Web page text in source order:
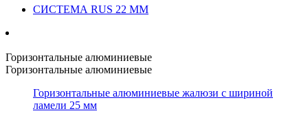
СИСТЕМА RUS 22 ММ
Горизонтальные алюминиевые
Горизонтальные алюминиевые
Горизонтальные алюминиевые жалюзи с шириной
ламели 25 мм